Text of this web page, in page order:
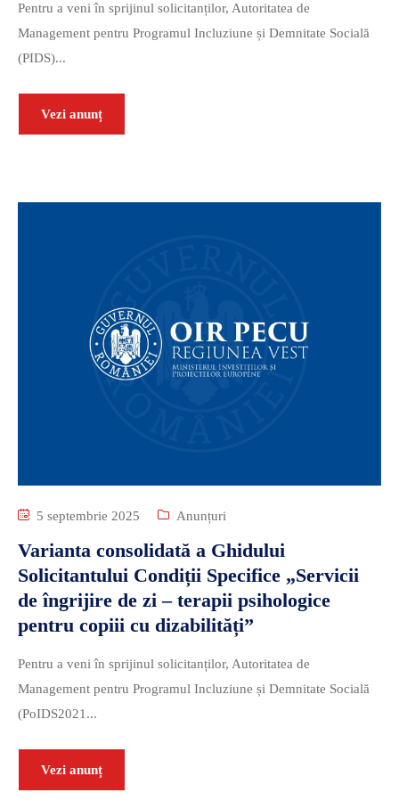
Pentru a veni în sprijinul solicitanților, Autoritatea de
Management pentru Programul Incluziune și Demnitate Socială
(PIDS)...
Vezi anunț
5 septembrie 2025 Anunțuri
Varianta consolidată a Ghidului
Solicitantului Condiții Specifice „Servicii
de îngrijire de zi – terapii psihologice
pentru copiii cu dizabilități”
Pentru a veni în sprijinul solicitanților, Autoritatea de
Management pentru Programul Incluziune și Demnitate Socială
(PoIDS2021...
Vezi anunț